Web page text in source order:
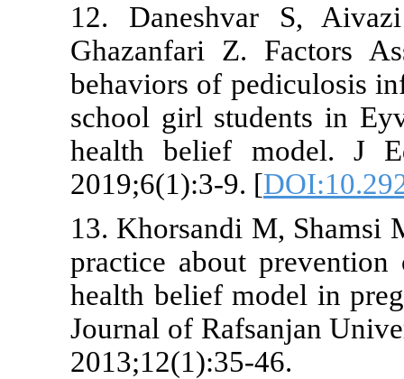
12.
Ghazanfari
behaviors of
school girl
health
2019;6(1):3-
13.
practice
health belief
Journal of